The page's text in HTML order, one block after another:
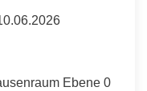
Ebene 0